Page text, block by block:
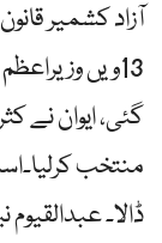
آزاد کشمیر
13ویں
گئی، ایوان نے